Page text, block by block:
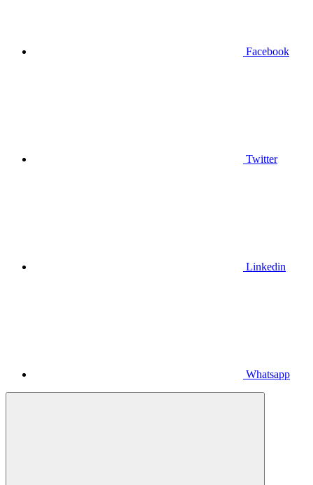
Facebook
Twitter
Linkedin
Whatsapp